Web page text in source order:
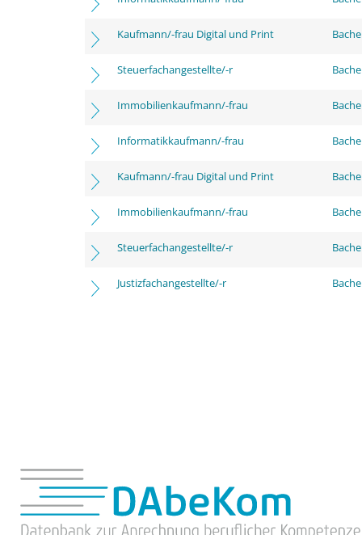
Kaufmann/-frau Digital und Print
Steuerfachangestellte/-r
Immobilienkaufmann/-frau
Informatikkaufmann/-frau
Kaufmann/-frau Digital und Print
Immobilienkaufmann/-frau
Steuerfachangestellte/-r
Justizfachangestellte/-r